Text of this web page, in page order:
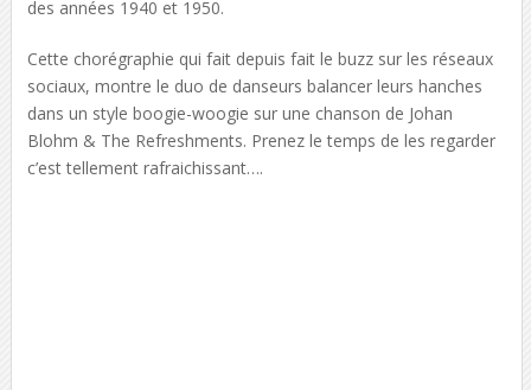
des années 1940 et 1950.
Cette chorégraphie qui fait depuis fait le buzz sur les réseaux
sociaux, montre le duo de danseurs balancer leurs hanches
dans un style boogie-woogie sur une chanson de Johan
Blohm & The Refreshments. Prenez le temps de les regarder
c’est tellement rafraichissant….